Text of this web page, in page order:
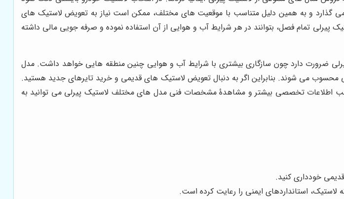
گذارد و به همین دلیل متناسب با موقعیت های مختلف، ممکن است نیاز به تعویض لاستیک های
پیرلی تمام فصل، بتوانند در هر شرایط آب و هوایی از آن استفاده نموده و صرفه جویی مالی داشته
ضرورت دارد چون سازگاری بیشتری با شرایط آب و هوایی چنین منطقه هایی خواهد داشت. مدل
محسوب می شوند. بنابراین اگر به دنبال تعویض لاستیک های قدیمی و خرید تایرهای جدید هستید.
کسب اطلاعات تخصصی بیشتر و مشاهدۀ مشخصات فنی مدل های مختلف لاستیک پیرلی می توانید به
خودداری کنید.
استانداردهای ایمنی را رعایت کرده است.